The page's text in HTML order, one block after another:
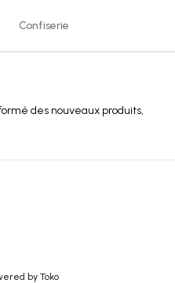
Confiserie
des nouveaux produits,
by Toko